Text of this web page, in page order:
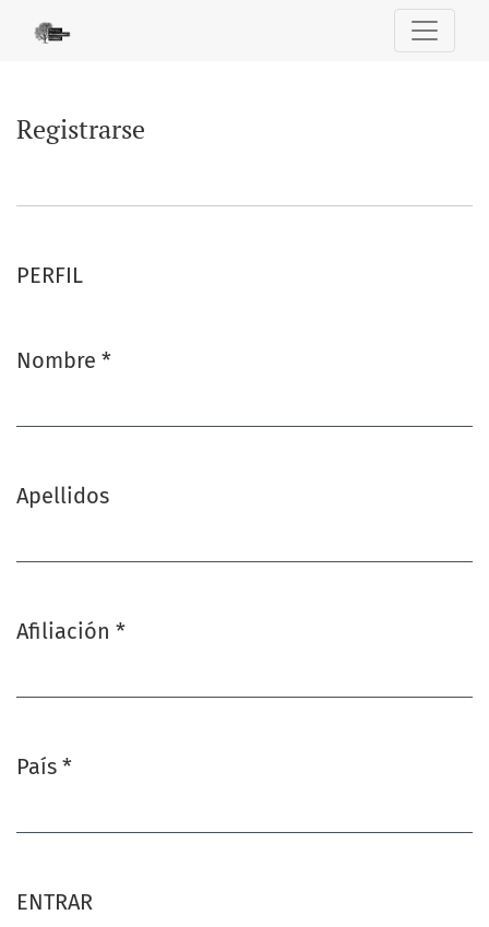
Registrarse
PERFIL
Nombre *
Apellidos
Afiliación *
País *
ENTRAR